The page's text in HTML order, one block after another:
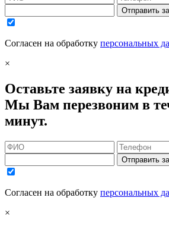
Отправить
Согласен на обработку персональных
×
Оставьте заявку на
Мы Вам перезвоним в
минут.
Отправить
Согласен на обработку персональных
×